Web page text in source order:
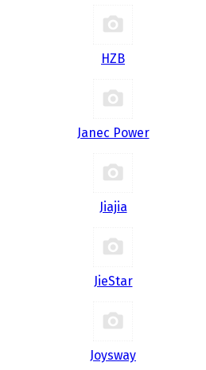
HZB
Janec Power
Jiajia
JieStar
Joysway